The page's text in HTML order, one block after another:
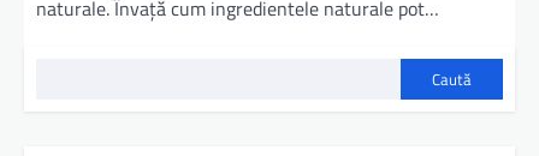
naturale. Învață cum ingredientele naturale pot…
Caută